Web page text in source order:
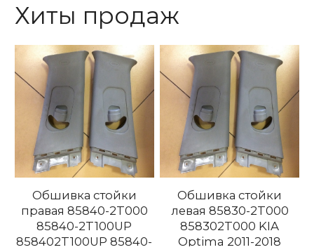
Хиты продаж
Обшивка стойки
правая 85840-2T000
85840-2T100UP
858402T100UP 85840-
Обшивка стойки
левая 85830-2T000
858302T000 KIA
Optima 2011-2018